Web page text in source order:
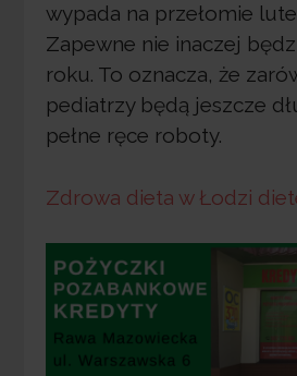
wypada na przełomie
Zapewne nie inaczej
roku. To oznacza, że
pediatrzy będą jeszcze
pełne ręce roboty.
Zdrowa dieta w Łodzi